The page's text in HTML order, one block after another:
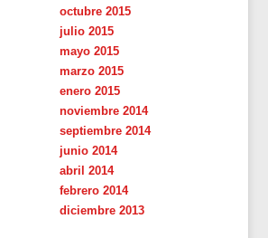
octubre 2015
julio 2015
mayo 2015
marzo 2015
enero 2015
noviembre 2014
septiembre 2014
junio 2014
abril 2014
febrero 2014
diciembre 2013